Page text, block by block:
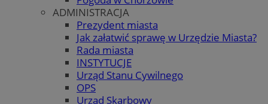
ADMINISTRACJA
Prezydent miasta
Jak załatwić sprawę w Urzędzie Miasta?
Rada miasta
INSTYTUCJE
Urząd Stanu Cywilnego
OPS
Urząd Skarbowy